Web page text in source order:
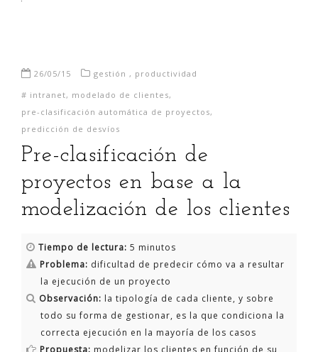
26/05/15 gestión , productividad
# intranet, modelado de clientes,
pre-clasificación automática de proyectos,
predicción de desvíos
Pre-clasificación de
proyectos en base a la
modelización de los clientes
Tiempo de lectura: 5 minutos
Problema: dificultad de predecir cómo va a resultar
la ejecución de un proyecto
Observación: la tipología de cada cliente, y sobre
todo su forma de gestionar, es la que condiciona la
correcta ejecución en la mayoría de los casos